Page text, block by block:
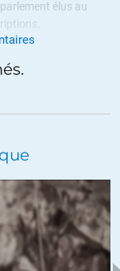
élus au
une quelconque
maximal d’un
soit
radicaux qui